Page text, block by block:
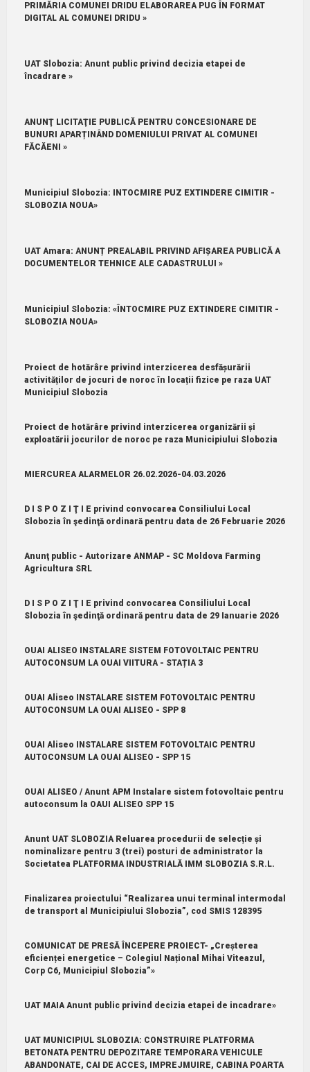
PRIMĂRIA COMUNEI DRIDU ELABORAREA PUG ÎN FORMAT
DIGITAL AL COMUNEI DRIDU »
UAT Slobozia: Anunt public privind decizia etapei de
încadrare »
ANUNŢ LICITAŢIE PUBLICĂ PENTRU CONCESIONARE DE
BUNURI APARȚINÂND DOMENIULUI PRIVAT AL COMUNEI
FĂCĂENI »
Municipiul Slobozia: INTOCMIRE PUZ EXTINDERE CIMITIR -
SLOBOZIA NOUA»
UAT Amara: ANUNȚ PREALABIL PRIVIND AFIȘAREA PUBLICĂ A
DOCUMENTELOR TEHNICE ALE CADASTRULUI »
Municipiul Slobozia: «ÎNTOCMIRE PUZ EXTINDERE CIMITIR -
SLOBOZIA NOUA»
Proiect de hotărâre privind interzicerea desfășurării
activităților de jocuri de noroc în locații fizice pe raza UAT
Municipiul Slobozia
Proiect de hotărâre privind interzicerea organizării și
exploatării jocurilor de noroc pe raza Municipiului Slobozia
MIERCUREA ALARMELOR 26.02.2026-04.03.2026
D I S P O Z I Ţ I E privind convocarea Consiliului Local
Slobozia în şedinţă ordinară pentru data de 26 Februarie 2026
Anunţ public - Autorizare ANMAP - SC Moldova Farming
Agricultura SRL
D I S P O Z I Ţ I E privind convocarea Consiliului Local
Slobozia în şedinţă ordinară pentru data de 29 Ianuarie 2026
OUAI ALISEO INSTALARE SISTEM FOTOVOLTAIC PENTRU
AUTOCONSUM LA OUAI VIITURA - STAȚIA 3
OUAI Aliseo INSTALARE SISTEM FOTOVOLTAIC PENTRU
AUTOCONSUM LA OUAI ALISEO - SPP 8
OUAI Aliseo INSTALARE SISTEM FOTOVOLTAIC PENTRU
AUTOCONSUM LA OUAI ALISEO - SPP 15
OUAI ALISEO / Anunt APM Instalare sistem fotovoltaic pentru
autoconsum la OAUI ALISEO SPP 15
Anunt UAT SLOBOZIA Reluarea procedurii de selecție și
nominalizare pentru 3 (trei) posturi de administrator la
Societatea PLATFORMA INDUSTRIALĂ IMM SLOBOZIA S.R.L.
Finalizarea proiectului “Realizarea unui terminal intermodal
de transport al Municipiului Slobozia”, cod SMIS 128395
COMUNICAT DE PRESĂ ÎNCEPERE PROIECT- „Creșterea
eficienței energetice – Colegiul Național Mihai Viteazul,
Corp C6, Municipiul Slobozia”»
UAT MAIA Anunt public privind decizia etapei de incadrare»
UAT MUNICIPIUL SLOBOZIA: CONSTRUIRE PLATFORMA
BETONATA PENTRU DEPOZITARE TEMPORARA VEHICULE
ABANDONATE, CAI DE ACCES, IMPREJMUIRE, CABINA POARTA